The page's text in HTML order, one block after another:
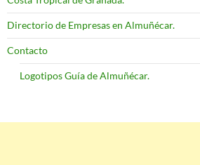
Directorio de Empresas en Almuñécar.
Contacto
Logotipos Guía de Almuñécar.